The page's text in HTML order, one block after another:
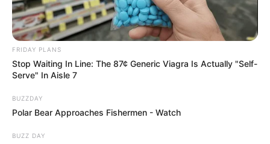
FRIDAY PLANS
Stop Waiting In Line: The 87¢ Generic Viagra Is Actually "Self-
Serve" In Aisle 7
BUZZDAY
Polar Bear Approaches Fishermen - Watch
BUZZ DAY